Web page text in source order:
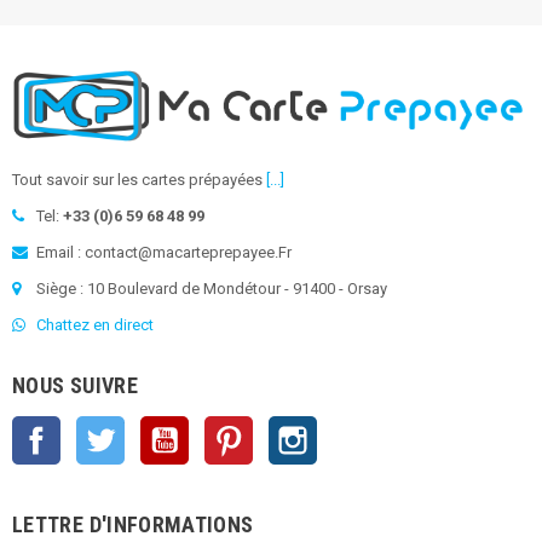
Tout savoir sur les cartes prépayées [...]
Tel: +33 (0)6 59 68 48 99
Email : contact@macarteprepayee.Fr
Siège : 10 Boulevard de Mondétour - 91400 - Orsay
Chattez en direct
NOUS SUIVRE
Facebook Twitter YouTube Pinterest
LETTRE D'INFORMATIONS